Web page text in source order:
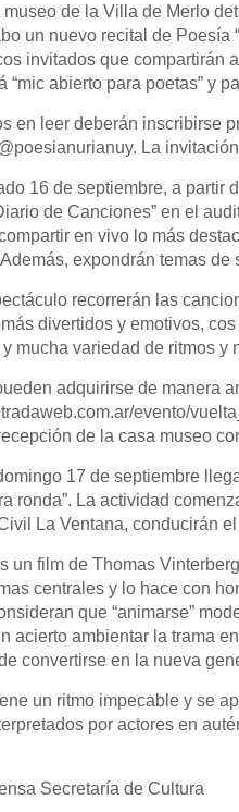
de la Villa de Merlo
un nuevo recital de Poesía
invitados que compartirán
“mic abierto para poetas” y
en leer deberán inscribirse
La
16 de septiembre, a partir
de Canciones” en el
en vivo lo más
Además, expondrán temas de
recorrerán las
divertidos y emotivos,
mucha variedad de ritmos y
adquirirse de manera
evento/
de la casa museo
17 de septiembre
ronda”. La actividad
La Ventana, conducirán
un film de Thomas
centrales y lo hace con
que “animarse”
acierto ambientar la trama
convertirse en la nueva
un ritmo impecable y se
por actores en
Secretaría de Cultura